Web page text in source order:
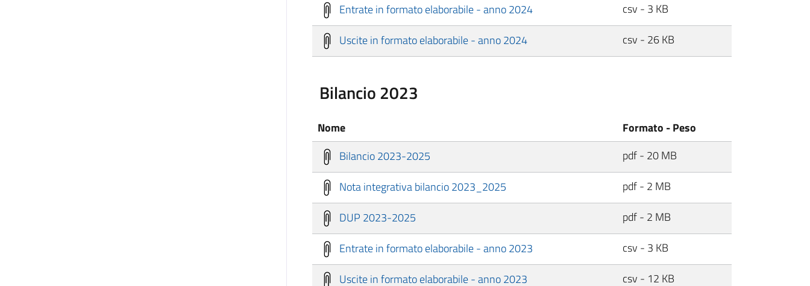
Entrate in formato elaborabile - anno 2024
csv - 3 KB
Uscite in formato elaborabile - anno 2024
csv - 26 KB
Bilancio 2023
Nome
Formato - Peso
Bilancio 2023-2025
pdf - 20 MB
Nota integrativa bilancio 2023_2025
pdf - 2 MB
DUP 2023-2025
pdf - 2 MB
Entrate in formato elaborabile - anno 2023
csv - 3 KB
Uscite in formato elaborabile - anno 2023
csv - 12 KB